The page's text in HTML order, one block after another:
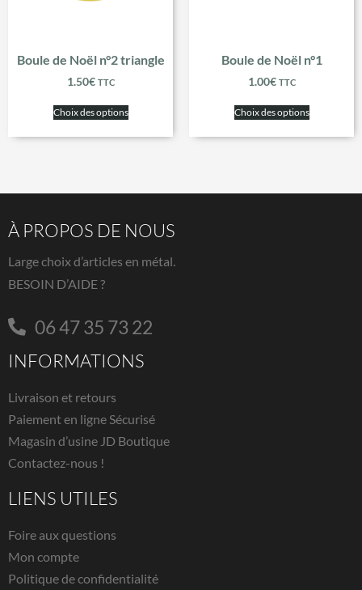
Boule de Noël n°2 triangle
1.50€ TTC
Choix des options
Boule de Noël n°1
1.00€ TTC
Choix des options
À PROPOS DE NOUS
Large choix d’articles en métal.
BESOIN D’AIDE ?
06 47 35 73 22
INFORMATIONS
Livraison et retours
Paiement en ligne Sécurisé
Magasin d’usine JD Boutique
Contactez-nous !
LIENS UTILES
Foire aux questions
Mon compte
Politique de confidentialité